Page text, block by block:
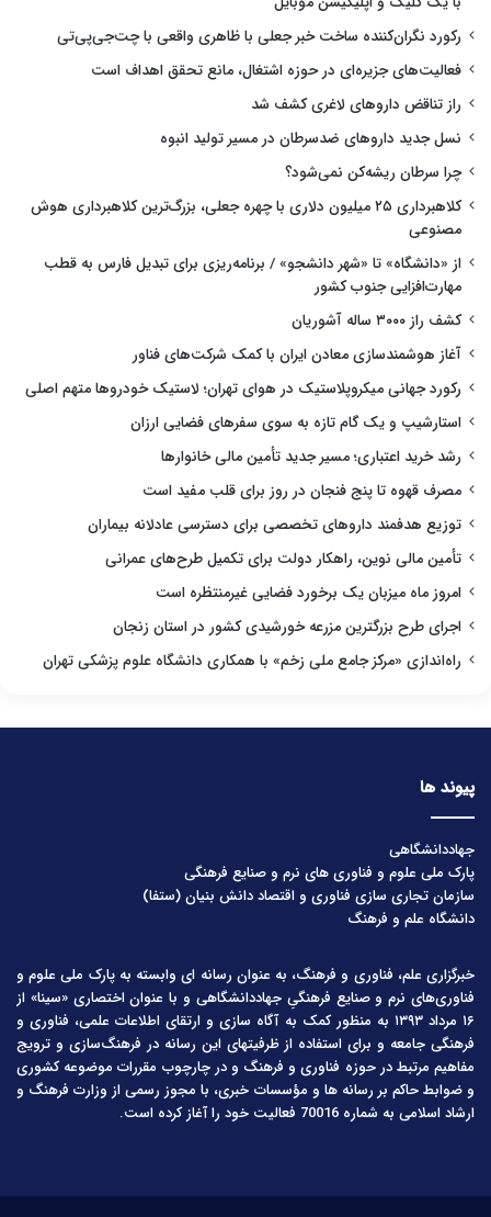
رکورد نگران‌کننده ساخت خبر جعلی با ظاهری واقعی با چت‌جی‌پی‌تی
فعالیت‌های جزیره‌ای در حوزه اشتغال، مانع تحقق اهداف است
راز تناقض داروهای لاغری کشف شد
نسل جدید داروهای ضدسرطان در مسیر تولید انبوه
چرا سرطان ریشه‌کن نمی‌شود؟
کلاهبرداری ۲۵ میلیون دلاری با چهره جعلی، بزرگ‌ترین کلاهبرداری هوش
مصنوعی
از «دانشگاه» تا «شهر دانشجو» / برنامه‌ریزی برای تبدیل فارس به قطب
مهارت‌افزایی جنوب کشور
کشف راز ۳۰۰۰ ساله آشوریان
آغاز هوشمندسازی معادن ایران با کمک شرکت‌های فناور
رکورد جهانی میکروپلاستیک در هوای تهران؛ لاستیک خودروها متهم اصلی
استارشیپ و یک گام تازه به سوی سفرهای فضایی ارزان
رشد خرید اعتباری؛ مسیر جدید تأمین مالی خانوارها
مصرف قهوه تا پنج فنجان در روز برای قلب مفید است
توزیع هدفمند داروهای تخصصی برای دسترسی عادلانه بیماران
تأمین مالی نوین، راهکار دولت برای تکمیل طرح‌های عمرانی
امروز ماه میزبان یک برخورد فضایی غیرمنتظره است
اجرای طرح بزرگترین مزرعه خورشیدی کشور در استان زنجان
راه‌اندازی «مرکز جامع ملی زخم» با همکاری دانشگاه علوم پزشکی تهران
پیوند ها
جهاددانشگاهی
پارک ملی علوم و فناوری های نرم و صنایع فرهنگی
سازمان تجاری سازی فناوری و اقتصاد دانش بنیان (ستفا)
دانشگاه علم و فرهنگ
خبرگزاری علم، فناوری و فرهنگ، به عنوان رسانه ای وابسته به پارک ملی علوم و
فناوری‌های نرم و صنایع فرهنگیِ جهاددانشگاهی و با عنوان اختصاری «سینا» از
۱۶ مرداد ۱۳۹۳ به منظور کمک به آگاه سازی و ارتقای اطلاعات علمی، فناوری و
فرهنگی جامعه و برای استفاده از ظرفیتهای این رسانه در فرهنگ‌سازی و ترویج
مفاهیم مرتبط در حوزه فناوری و فرهنگ و در چارچوب مقررات موضوعه کشوری
و ضوابط حاکم بر رسانه ها و مؤسسات خبری، با مجوز رسمی از وزارت فرهنگ و
ارشاد اسلامی به شماره 70016 فعالیت خود را آغاز کرده است.